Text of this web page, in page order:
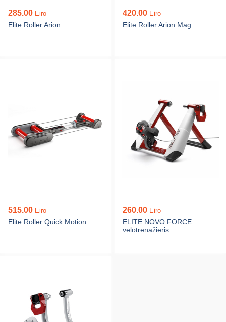
285.00 Eiro
Elite Roller Arion
420.00 Eiro
Elite Roller Arion Mag
515.00 Eiro
Elite Roller Quick Motion
260.00 Eiro
ELITE NOVO FORCE
velotrenažieris